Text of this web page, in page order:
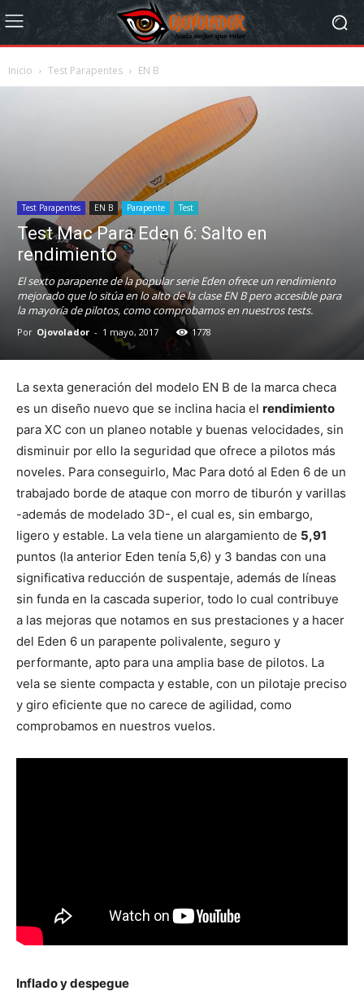
Inicio Test Parapentes EN B
Test Parapentes EN B Parapente Test
Test Mac Para Eden 6: Salto en
rendimiento
El sexto parapente de la popular serie Eden ofrece un rendimiento
mejorado que lo sitúa en lo alto de la clase EN B pero accesible para
la mayoría de pilotos, como comprobamos en nuestros tests.
Por Ojovolador - 1 mayo, 2017 1778
La sexta generación del modelo EN B de la marca checa
es un diseño nuevo que se inclina hacia el rendimiento
para XC con un planeo notable y buenas velocidades, sin
disminuir por ello la seguridad que ofrece a pilotos más
noveles. Para conseguirlo, Mac Para dotó al Eden 6 de un
trabajado borde de ataque con morro de tiburón y varillas
-además de modelado 3D-, el cual es, sin embargo,
ligero y estable. La vela tiene un alargamiento de 5,91
puntos (la anterior Eden tenía 5,6) y 3 bandas con una
significativa reducción de suspentaje, además de líneas
sin funda en la cascada superior, todo lo cual contribuye
a las mejoras que notamos en sus prestaciones y a hacer
del Eden 6 un parapente polivalente, seguro y
performante, apto para una amplia base de pilotos. La
vela se siente compacta y estable, con un pilotaje preciso
y giro eficiente que no carece de agilidad, como
comprobamos en nuestros vuelos.
Inflado y despegue